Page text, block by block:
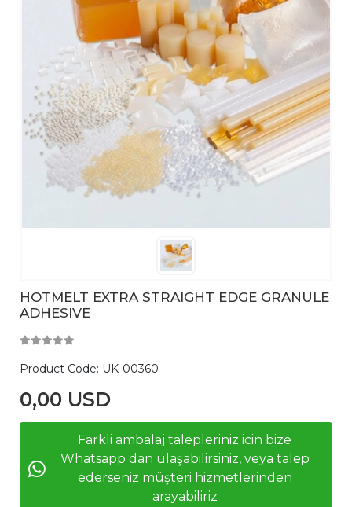
HOTMELT EXTRA STRAIGHT EDGE GRANULE
ADHESIVE
Product Code: UK-00360
0,00 USD
Farkli ambalaj talepleriniz icin bize
Whatsapp dan ulaşabilirsiniz, veya talep
ederseniz müşteri hizmetlerinden
arayabiliriz